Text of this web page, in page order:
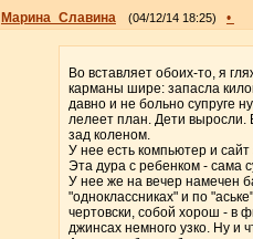
Марина_Славина
(04/12/14 18:25) •
Во вставляет обоих-то, я
карманы шире: запасла
давно и не больно супруге
лелеет план. Дети выросли.
зад коленом.
У нее есть компьютер и сайт
Эта дура с ребенком - сама
У нее же на вечер намечен
"одноклассниках" и по
чертовски, собой хорош - в
джинсах немного узко. Ну и